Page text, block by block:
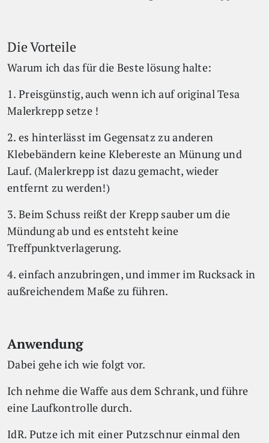
Die Vorteile
Warum ich das für die Beste lösung halte:
1. Preisgünstig, auch wenn ich auf original Tesa
Malerkrepp setze !
2. es hinterlässt im Gegensatz zu anderen
Klebebändern keine Klebereste an Münung und
Lauf. (Malerkrepp ist dazu gemacht, wieder
entfernt zu werden!)
3. Beim Schuss reißt der Krepp sauber um die
Mündung ab und es entsteht keine
Treffpunktverlagerung.
4. einfach anzubringen, und immer im Rucksack in
außreichendem Maße zu führen.
Anwendung
Dabei gehe ich wie folgt vor.
Ich nehme die Waffe aus dem Schrank, und führe
eine Laufkontrolle durch.
IdR. Putze ich mit einer Putzschnur einmal den